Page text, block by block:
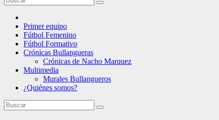
Primer equipo
Fútbol Femenino
Fútbol Formativo
Crónicas Bullangueras
Crónicas de Nacho Marquez
Multimedia
Murales Bullangueros
¿Quiénes somos?